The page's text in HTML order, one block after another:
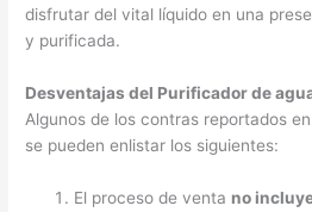
disfrutar del vital líquido en una
y purificada.
Desventajas del Purificador de
Algunos de los contras reportados
se pueden enlistar los siguientes:
El proceso de venta no